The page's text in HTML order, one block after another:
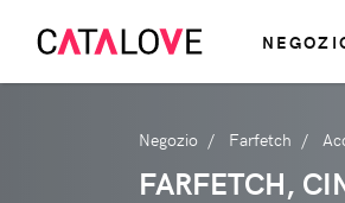
Negozio Farfetch
FARFETCH,